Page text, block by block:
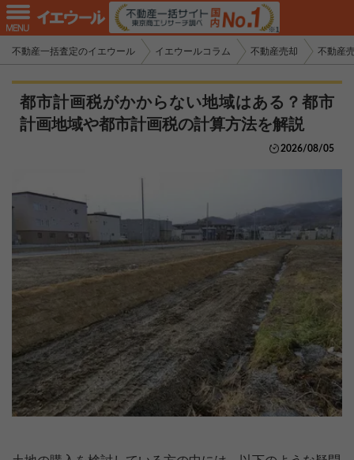
不動産一括査定のイエウール イエウールコラム 不動産売却 不動産
都市計画税がかからない地域はある？都市
計画地域や都市計画税の計算方法を解説
2026/08/05